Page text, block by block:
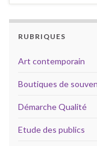
RUBRIQUES
Art contemporain
Boutiques de
Démarche Qualité
Etude des publics